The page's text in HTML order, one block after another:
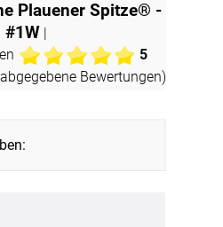
Plauener Spitze® -
#1W |
5
abgegebene Bewertungen)